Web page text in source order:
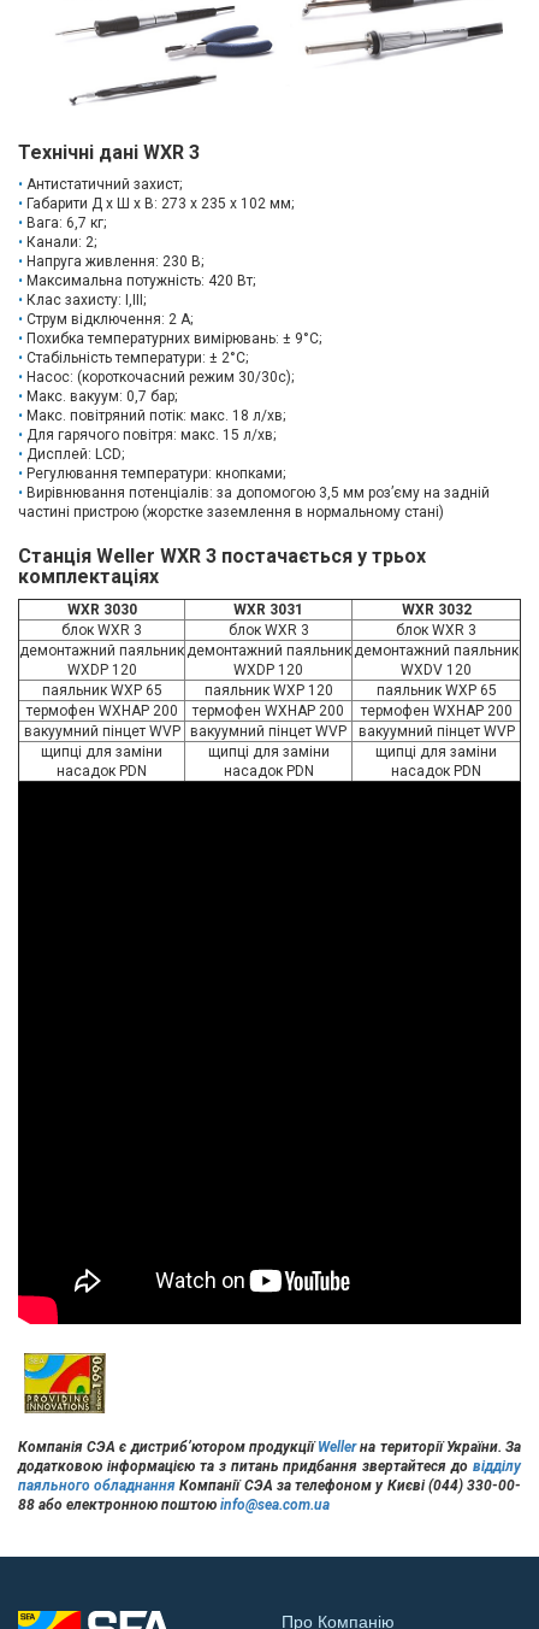
Технічні дані WXR 3
Антистатичний захист;
Габарити Д х Ш х В: 273 x 235 x 102 мм;
Вага: 6,7 кг;
Канали: 2;
Напруга живлення: 230 В;
Максимальна потужність: 420 Вт;
Клас захисту: I,III;
Струм відключення: 2 A;
Похибка температурних вимірювань: ± 9°C;
Стабільність температури: ± 2°C;
Насос: (короткочасний режим 30/30с);
Макс. вакуум: 0,7 бар;
Макс. повітряний потік: макс. 18 л/хв;
Для гарячого повітря: макс. 15 л/хв;
Дисплей: LCD;
Регулювання температури: кнопками;
Вирівнювання потенціалів: за допомогою 3,5 мм роз’єму на задній
частині пристрою (жорстке заземлення в нормальному стані)
Станція Weller WXR 3 постачається у трьох
комплектаціях
WXR 3030 WXR 3031
WXR 3032
блок WXR 3
блок WXR 3
блок WXR 3
демонтажний паяльник
WXDP 120
демонтажний паяльник
WXDP 120
демонтажний паяльник
WXDV 120
паяльник WXP 65
паяльник WXP 120
паяльник WXP 65
термофен WXHAP 200
термофен WXHAP 200
термофен WXHAP 200
вакуумний пінцет WVP
вакуумний пінцет WVP
вакуумний пінцет WVP
щипці для заміни
насадок PDN
щипці для заміни
насадок PDN
щипці для заміни
насадок PDN
Компанія СЭА єдистриб’юторомпродукціїWellerна території України. За
додатковою інформацією та з питань придбання звертайтеся до відділу
паяльного обладнання Компанії СЭА за телефоном у Києві (044) 330-00-
88 або електронною поштою info@sea.com.ua
Про Компанію